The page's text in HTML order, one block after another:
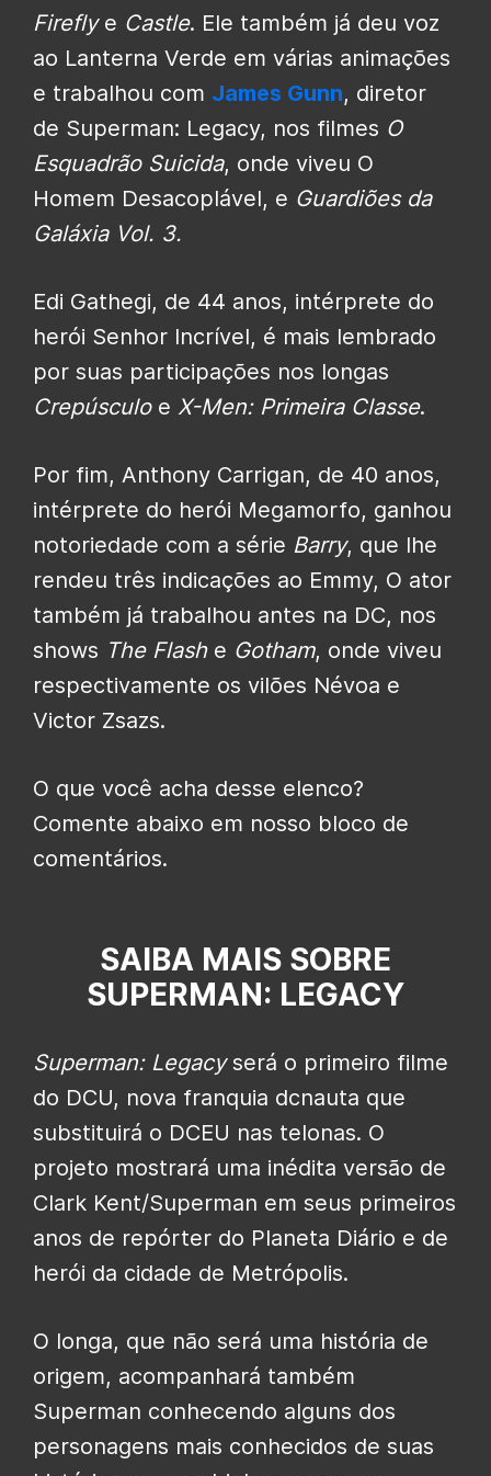
Fireflye Castle. Ele também já deu voz
ao Lanterna Verde em várias animações
e trabalhou com James Gunn, diretor
de Superman: Legacy, nos filmes O
Esquadrão Suicida, onde viveu O
Homem Desacoplável, e Guardiões da
Galáxia Vol. 3.
Edi Gathegi, de 44 anos, intérprete do
herói Senhor Incrível, é mais lembrado
por suas participações nos longas
Crepúsculoe X-Men: Primeira Classe.
Por fim, Anthony Carrigan, de 40 anos,
intérprete do herói Megamorfo, ganhou
notoriedade com a série Barry, que lhe
rendeu três indicações ao Emmy, O ator
também já trabalhou antes na DC, nos
shows The Flashe Gotham, onde viveu
respectivamente os vilões Névoa e
Victor Zsazs.
O que você acha desse elenco?
Comente abaixo em nosso bloco de
comentários.
SAIBA MAIS SOBRE
SUPERMAN: LEGACY
Superman: Legacyserá o primeiro filme
do DCU, nova franquia dcnauta que
substituirá o DCEU nas telonas. O
projeto mostrará uma inédita versão de
Clark Kent/Superman em seus primeiros
anos de repórter do Planeta Diário e de
herói da cidade de Metrópolis.
O longa, que não será uma história de
origem, acompanhará também
Superman conhecendo alguns dos
personagens mais conhecidos de suas